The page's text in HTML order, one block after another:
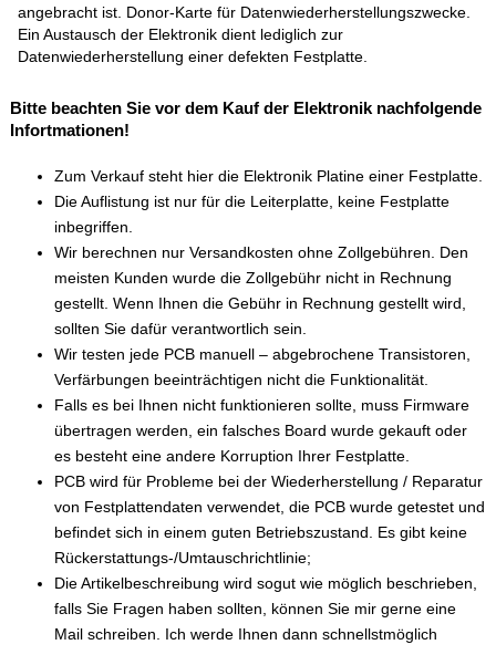
angebracht ist. Donor-Karte für Datenwiederherstellungszwecke.
Ein Austausch der Elektronik dient lediglich zur
Datenwiederherstellung einer defekten Festplatte.
Bitte beachten Sie vor dem Kauf der Elektronik nachfolgende
Infortmationen!
Zum Verkauf steht hier die Elektronik Platine einer Festplatte.
Die Auflistung ist nur für die Leiterplatte, keine Festplatte
inbegriffen.
Wir berechnen nur Versandkosten ohne Zollgebühren. Den
meisten Kunden wurde die Zollgebühr nicht in Rechnung
gestellt. Wenn Ihnen die Gebühr in Rechnung gestellt wird,
sollten Sie dafür verantwortlich sein.
Wir testen jede PCB manuell – abgebrochene Transistoren,
Verfärbungen beeinträchtigen nicht die Funktionalität.
Falls es bei Ihnen nicht funktionieren sollte, muss Firmware
übertragen werden, ein falsches Board wurde gekauft oder
es besteht eine andere Korruption Ihrer Festplatte.
PCB wird für Probleme bei der Wiederherstellung / Reparatur
von Festplattendaten verwendet, die PCB wurde getestet und
befindet sich in einem guten Betriebszustand. Es gibt keine
Rückerstattungs-/Umtauschrichtlinie;
Die Artikelbeschreibung wird sogut wie möglich beschrieben,
falls Sie Fragen haben sollten, können Sie mir gerne eine
Mail schreiben. Ich werde Ihnen dann schnellstmöglich